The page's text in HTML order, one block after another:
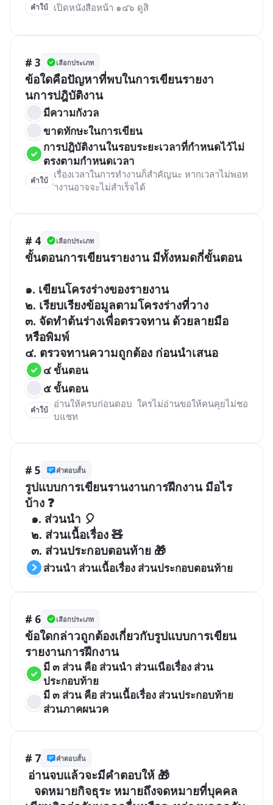
คำใบ้ เปิดหนังสือหน้า ๑๔๖ ดูสิ
# 3 เลือกประเภท
ข้อใดคือปัญหาที่พบในการเขียนรายงา
นการปฎิบัติงาน
มีความกังวล
ขาดทักษะในการเขียน
การปฎิบัติงานในรอบระยะเวลาที่กำหนดไว้ไม่
ตรงตามกำหนดเวลา
คำใบ้
เรื่องเวลาในการทำงานก็สำคัญนะ หากเวลาไม่พอท
ำงานอาจจะไม่สำเร็จได้
# 4 เลือกประเภท
ขั้นตอนการเขียนรายงาน มีทั้งหมดกี่ขั้นตอน
๑. เขียนโครงร่างของรายงาน
๒. เรียบเรียงข้อมูลตามโครงร่างที่วาง
๓. จัดทำต้นร่างเพื่อตรวจทาน ด้วยลายมือ
หรือพิมพ์
๔. ตรวจทานความถูกต้อง ก่อนนำเสนอ
๔ ขั้นตอน
๕ ขั้นตอน
คำใบ้
อ่านให้ครบก่อนตอบ  ใครไม่อ่านขอให้คนคุยไม่ชอ
บแชท
# 5 คำตอบสั้น
รูปแบบการเขียนรานงานการฝึกงาน มีอไร
บ้าง ❓
  ๓. ส่วนประกอบตอนท้าย 🎁
ส่วนนำ ส่วนเนื้อเรื่อง ส่วนประกอบตอนท้าย
# 6 เลือกประเภท
ข้อใดกล่าวถูกต้องเกี่ยวกับรูปแบบการเขียน
รายงานการฝึกงาน
มี ๓ ส่วน คือ ส่วนนำ ส่วนเนือเรื่อง ส่วน
ประกอบท้าย
มี ๓ ส่วน คือ ส่วนเนื้อเรื่อง ส่วนประกอบท้าย
ส่วนภาคผนวค
# 7 คำตอบสั้น